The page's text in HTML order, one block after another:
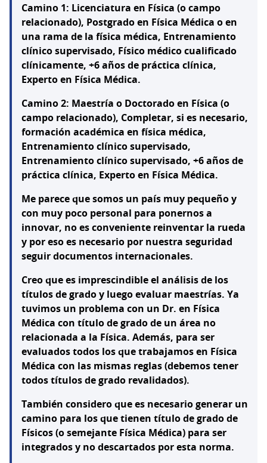
Camino 1: Licenciatura en Física (o campo
relacionado), Postgrado en Física Médica o en
una rama de la física médica, Entrenamiento
clínico supervisado, Físico médico cualificado
clínicamente, +6 años de práctica clínica,
Experto en Física Médica.
Camino 2: Maestría o Doctorado en Física (o
campo relacionado), Completar, si es necesario,
formación académica en física médica,
Entrenamiento clínico supervisado,
Entrenamiento clínico supervisado, +6 años de
práctica clínica, Experto en Física Médica.
Me parece que somos un país muy pequeño y
con muy poco personal para ponernos a
innovar, no es conveniente reinventar la rueda
y por eso es necesario por nuestra seguridad
seguir documentos internacionales.
Creo que es imprescindible el análisis de los
títulos de grado y luego evaluar maestrías. Ya
tuvimos un problema con un Dr. en Física
Médica con título de grado de un área no
relacionada a la Física. Además, para ser
evaluados todos los que trabajamos en Física
Médica con las mismas reglas (debemos tener
todos títulos de grado revalidados).
También considero que es necesario generar un
camino para los que tienen título de grado de
Físicos (o semejante Física Médica) para ser
integrados y no descartados por esta norma.